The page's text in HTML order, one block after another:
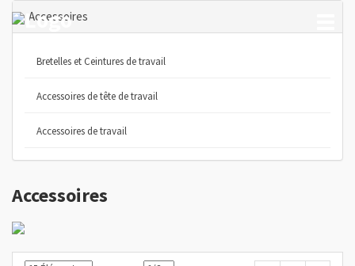
Accessoires
Bretelles et Ceintures de travail
Accessoires de tête de travail
Accessoires de travail
Accessoires